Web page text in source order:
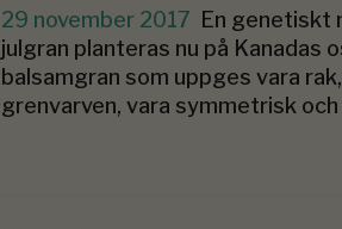
29 november 2017
En genetiskt
julgran planteras nu på Kanadas
balsamgran som uppges vara
grenvarven, vara symmetrisk